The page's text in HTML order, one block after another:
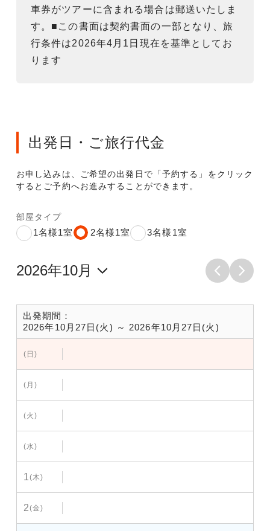
車券がツアーに含まれる場合は郵送いたしま
す。■この書面は契約書面の一部となり、旅
行条件は2026年4月1日現在を基準としてお
ります
出発日・ご旅行代金
お申し込みは、ご希望の出発日で「予約する」をクリック
するとご予約へお進みすることができます。
部屋タイプ
1名様1室 2名様1室 3名様1室
出発期間：
2026年10月27日(火) ～ 2026年10月27日(火)
(日)
(月)
(火)
(水)
1(木)
2(金)